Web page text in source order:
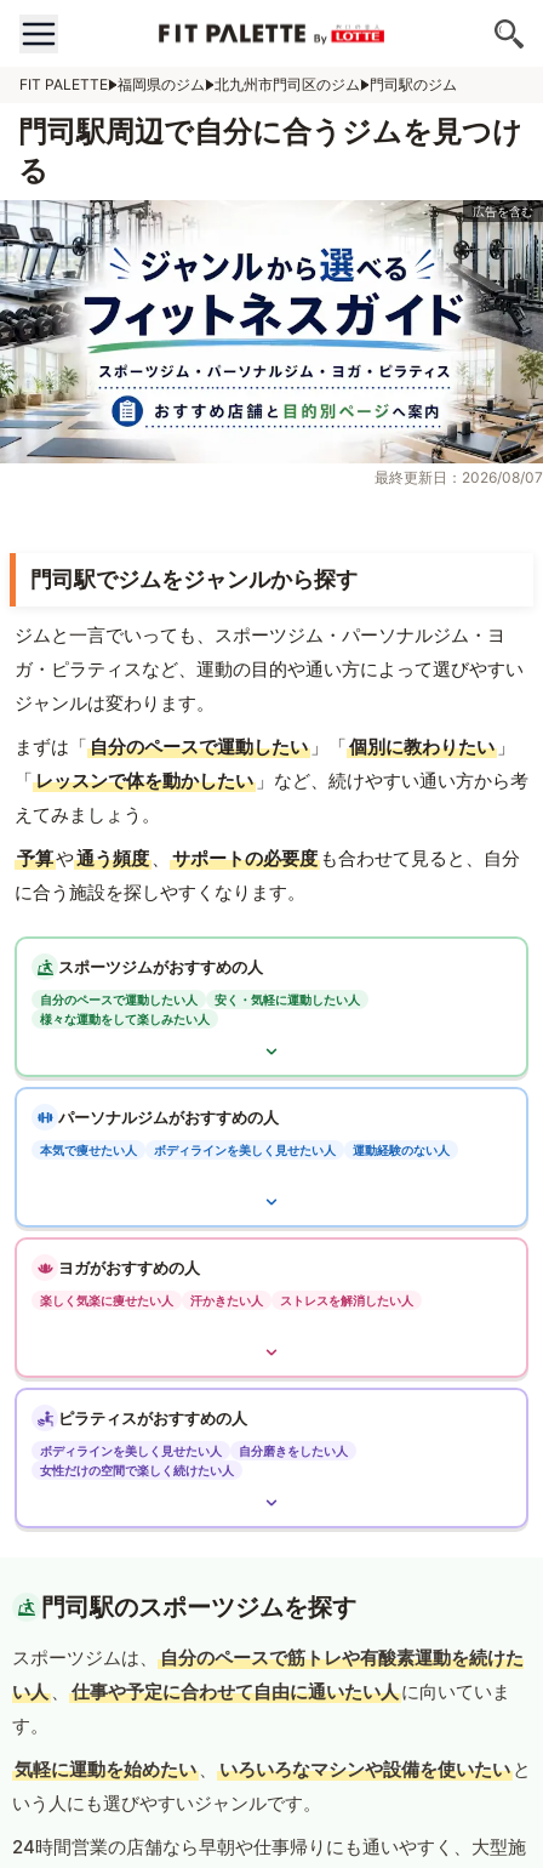
FIT PALETTE 福岡県のジム 北九州市門司区のジム 門司駅のジム
門司駅周辺で自分に合うジムを見つけ
る
最終更新日：2026/08/07
門司駅でジムをジャンルから探す
ジムと一言でいっても、スポーツジム・パーソナルジム・ヨ
ガ・ピラティスなど、運動の目的や通い方によって選びやすい
ジャンルは変わります。
まずは「自分のペースで運動したい 」「個別に教わりたい 」
「レッスンで体を動かしたい 」など、続けやすい通い方から考
えてみましょう。
予算や通う頻度 、 サポートの必要度 も合わせて見ると、自分
に合う施設を探しやすくなります。
スポーツジムがおすすめの人
自分のペースで運動したい人
安く・気軽に運動したい人
様々な運動をして楽しみたい人
パーソナルジムがおすすめの人
本気で痩せたい人 ボディラインを美しく見せたい人 運動経験のない人
ヨガがおすすめの人
楽しく気楽に痩せたい人 汗かきたい人 ストレスを解消したい人
ピラティスがおすすめの人
ボディラインを美しく見せたい人
自分磨きをしたい人
女性だけの空間で楽しく続けたい人
門司駅のスポーツジムを探す
スポーツジムは、
自分のペースで筋トレや有酸素運動を続けた
い人 、 仕事や予定に合わせて自由に通いたい人に向いていま
す。
気軽に運動を始めたい 、 いろいろなマシンや設備を使いたい と
いう人にも選びやすいジャンルです。
24時間営業の店舗なら早朝や仕事帰りにも通いやすく、大型施